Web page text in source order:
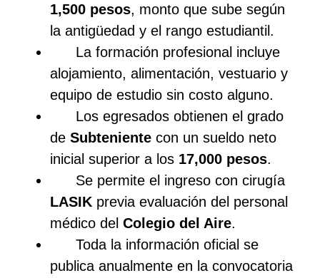
1,500 pesos, monto que sube según
la antigüedad y el rango estudiantil.
La formación profesional incluye
alojamiento, alimentación, vestuario y
equipo de estudio sin costo alguno.
Los egresados obtienen el grado
de Subteniente con un sueldo neto
inicial superior a los 17,000 pesos.
Se permite el ingreso con cirugía
LASIK previa evaluación del personal
médico del Colegio del Aire.
Toda la información oficial se
publica anualmente en la convocatoria